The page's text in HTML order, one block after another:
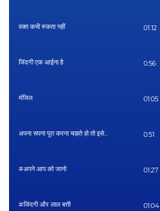
वक्त कभी रुकता नहीं 01:12
जिंदगी एक आईना है 0:56
मंजिल 01:05
अपना सपना पूरा करना चाहते हो तो इसे... 0:51
#अपने आप को जानो 01:27
#जिंदगी और लाल बत्ती 01:04